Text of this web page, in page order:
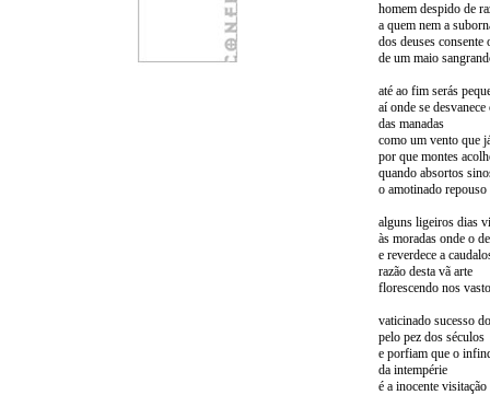
homem despido de
a quem nem a
dos deuses
de um maio
até ao fim serás
aí onde se
das manadas
como um vento que
por que montes
quando absortos
o amotinado
alguns ligeiros dias
às moradas onde o
e reverdece a
razão desta vã arte
florescendo nos
vaticinado sucesso
pelo pez dos séculos
e porfiam que o
da intempérie
é a inocente